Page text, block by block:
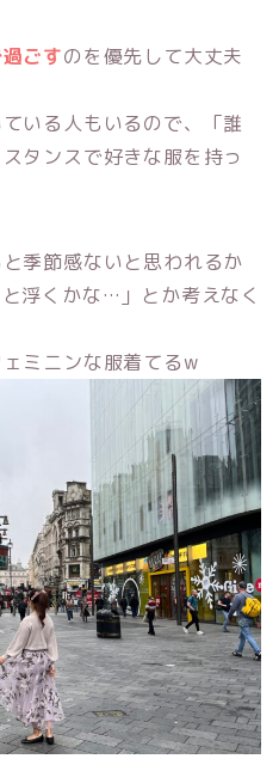
ごすのを優先して大丈夫
いる人もいるので、「誰
タンスで好きな服を持っ
季節感ないと思われるか
浮くかな…」とか考えなく
ミニンな服着てるw